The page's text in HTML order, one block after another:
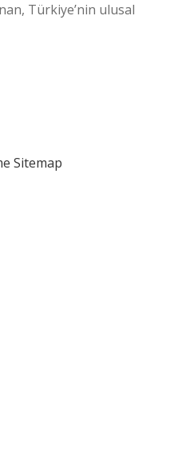
Türkiye’nin ulusal
Sitemap